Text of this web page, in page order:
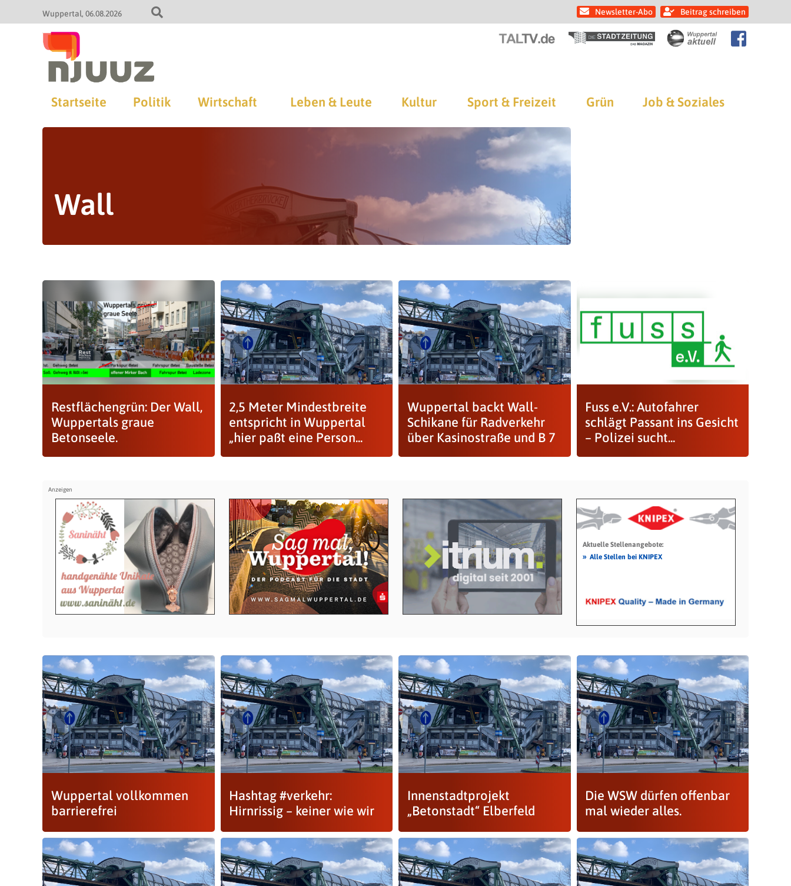
Wuppertal 06.08.2026 Newsletter-Abo Beitrag schreiben
Startseite Politik Wirtschaft Leben & Leute Kultur Sport & Freizeit Grün Job & Soziales
Wall
Restflächengrün: Der Wall,
Wuppertals graue
Betonseele.
2,5 Meter Mindestbreite
entspricht in Wuppertal
„hier paßt eine Person...
Wuppertal backt Wall-
Schikane für Radverkehr
über Kasinostraße und B 7
Fuss e.V.: Autofahrer
schlägt Passant ins Gesicht
– Polizei sucht...
Aktuelle Stellenangebote:
» Alle Stellen bei KNIPEX
Wuppertal vollkommen
barrierefrei
Hashtag #verkehr:
Hirnrissig – keiner wie wir
Innenstadtprojekt
„Betonstadt“ Elberfeld
Die WSW dürfen offenbar
mal wieder alles.